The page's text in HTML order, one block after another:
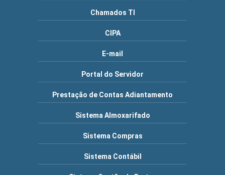
Chamados TI
CIPA
E-mail
Portal do Servidor
Prestação de Contas Adiantamento
Sistema Almoxarifado
Sistema Compras
Sistema Contábil